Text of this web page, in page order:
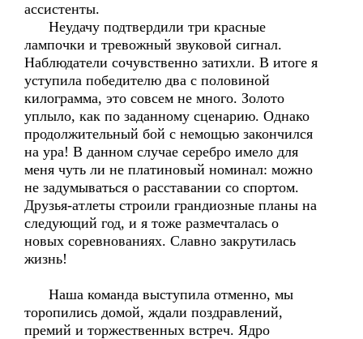
ассистенты.
Неудачу подтвердили три красные
лампочки и тревожный звуковой сигнал.
Наблюдатели сочувственно затихли. В итоге я
уступила победителю два с половиной
килограмма, это совсем не много. Золото
уплыло, как по заданному сценарию. Однако
продолжительный бой с немощью закончился
на ура! В данном случае серебро имело для
меня чуть ли не платиновый номинал: можно
не задумываться о расставании со спортом.
Друзья-атлеты строили грандиозные планы на
следующий год, и я тоже размечталась о
новых соревнованиях. Славно закрутилась
жизнь!
Наша команда выступила отменно, мы
торопились домой, ждали поздравлений,
премий и торжественных встреч. Ядро